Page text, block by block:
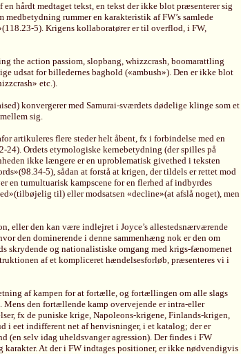
hårdt medtaget tekst, en tekst der ikke blot præsenterer sig
rummer en karakteristik af FW’s samlede
5). Krigens kollaboratører er til overflod, i FW,
the action passiom, slopbang, whizzcrash, boomarattling
udsat for billedernes baghold («ambush»). Den er ikke blot
etc.).
konvergerer med Samurai-sværdets dødelige klinge som et
sig.
artikuleres flere steder helt åbent, fx i forbindelse med en
24). Ordets etymologiske kernebetydning (der spilles på
ikke længere er en uproblematisk givethed i teksten
5), sådan at forstå at krigen, der tildels er rettet mod
en tumultuarisk kampscene for en flerhed af indbyrdes
til) eller modsatsen «decline»(at afslå noget), men
eller den kan være indlejret i Joyce’s allestedsnærværende
den dominerende i denne sammenhæng nok er den om
skrydende og nationalistiske omgang med krigs-fænomenet
af et kompliceret hændelsesforløb, præsenteres vi i
af kampen for at fortælle, og fortællingen om alle slags
den fortællende kamp overvejende er intra-eller
fx de puniske krige, Napoleons-krigene, Finlands-krigen,
i eet indifferent net af henvisninger, i et katalog; der er
selv idag uheldsvanger agression). Der findes i FW
At der i FW indtages positioner, er ikke nødvendigvis